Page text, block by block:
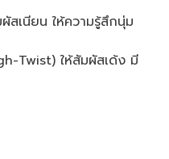
สเนียน ให้ความรู้สึกนุ่ม
Twist) ให้สัมผัสเด้ง มี